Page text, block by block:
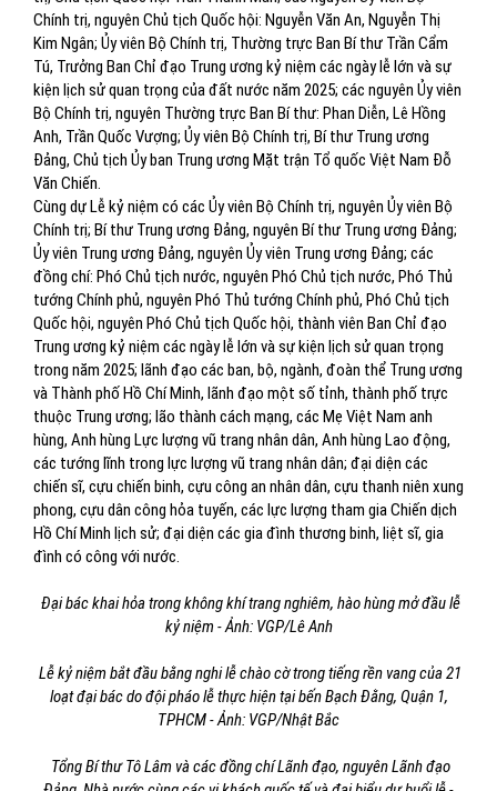
Chính trị, nguyên Chủ tịch Quốc hội: Nguyễn Văn An, Nguyễn Thị
Kim Ngân; Ủy viên Bộ Chính trị, Thường trực Ban Bí thư Trần Cẩm
Tú, Trưởng Ban Chỉ đạo Trung ương kỷ niệm các ngày lễ lớn và sự
kiện lịch sử quan trọng của đất nước năm 2025; các nguyên Ủy viên
Bộ Chính trị, nguyên Thường trực Ban Bí thư: Phan Diễn, Lê Hồng
Anh, Trần Quốc Vượng; Ủy viên Bộ Chính trị, Bí thư Trung ương
Đảng, Chủ tịch Ủy ban Trung ương Mặt trận Tổ quốc Việt Nam Đỗ
Văn Chiến.
Cùng dự Lễ kỷ niệm có các Ủy viên Bộ Chính trị, nguyên Ủy viên Bộ
Chính trị; Bí thư Trung ương Đảng, nguyên Bí thư Trung ương Đảng;
Ủy viên Trung ương Đảng, nguyên Ủy viên Trung ương Đảng; các
đồng chí: Phó Chủ tịch nước, nguyên Phó Chủ tịch nước, Phó Thủ
tướng Chính phủ, nguyên Phó Thủ tướng Chính phủ, Phó Chủ tịch
Quốc hội, nguyên Phó Chủ tịch Quốc hội, thành viên Ban Chỉ đạo
Trung ương kỷ niệm các ngày lễ lớn và sự kiện lịch sử quan trọng
trong năm 2025; lãnh đạo các ban, bộ, ngành, đoàn thể Trung ương
và Thành phố Hồ Chí Minh, lãnh đạo một số tỉnh, thành phố trực
thuộc Trung ương; lão thành cách mạng, các Mẹ Việt Nam anh
hùng, Anh hùng Lực lượng vũ trang nhân dân, Anh hùng Lao động,
các tướng lĩnh trong lực lượng vũ trang nhân dân; đại diện các
chiến sĩ, cựu chiến binh, cựu công an nhân dân, cựu thanh niên xung
phong, cựu dân công hỏa tuyến, các lực lượng tham gia Chiến dịch
Hồ Chí Minh lịch sử; đại diện các gia đình thương binh, liệt sĩ, gia
đình có công với nước.
Đại bác khai hỏa trong không khí trang nghiêm, hào hùng mở đầu lễ
kỷ niệm - Ảnh: VGP/Lê Anh
Lễ kỷ niệm bắt đầu bằng nghi lễ chào cờ trong tiếng rền vang của 21
loạt đại bác do đội pháo lễ thực hiện tại bến Bạch Đằng, Quận 1,
TPHCM - Ảnh: VGP/Nhật Bắc
Tổng Bí thư Tô Lâm và các đồng chí Lãnh đạo, nguyên Lãnh đạo